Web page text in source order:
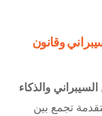
وقانون
والذكاء
تجمع بين